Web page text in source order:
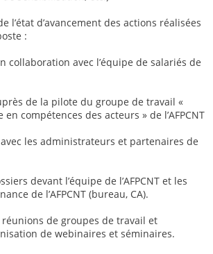
l’état d’avancement des actions réalisées
:
collaboration avec l’équipe de salariés de
de la pilote du groupe de travail «
compétences des acteurs » de l’AFPCNT
les administrateurs et partenaires de
devant l’équipe de l’AFPCNT et les
de l’AFPCNT (bureau, CA).
de groupes de travail et
de webinaires et séminaires.